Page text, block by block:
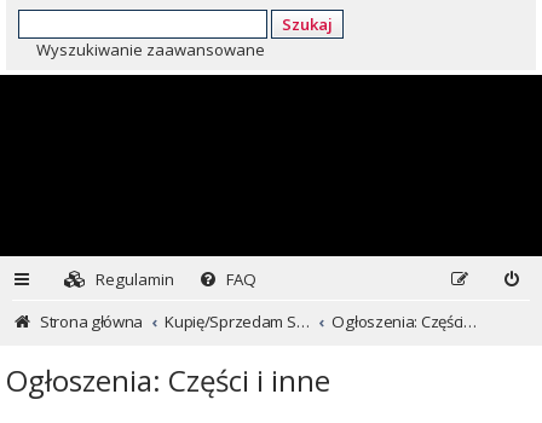
Szukaj
Wyszukiwanie zaawansowane
Regulamin
FAQ
Strona główna
Kupię/Sprzedam Subaru i nie tylko... Ogłoszenia: Części i inne
Ogłoszenia: Części i inne